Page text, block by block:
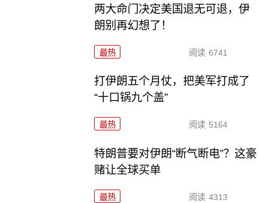
两大命门决定美国退无可退，伊
朗别再幻想了！
最热 阅读 6741
打伊朗五个月仗，把美军打成了
“十口锅九个盖”
最热 阅读 5164
特朗普要对伊朗“断气断电”？这豪
赌让全球买单
最热 阅读 4313